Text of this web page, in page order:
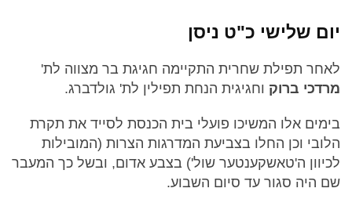
יום שלישי כ"ט ניסן
לאחר תפילת שחרית התקיימה חגיגת בר מצווה לת'
מרדכי ברוק וחגיגית הנחת תפילין לת' גולדברג.
בימים אלו המשיכו פועלי בית הכנסת לסייד את תקרת
הלובי וכן החלו בצביעת המדרגות הצרות (המובילות
לכיוון ה'טאשקענטער שול') בצבע אדום, ובשל כך המעבר
שם היה סגור עד סיום השבוע.